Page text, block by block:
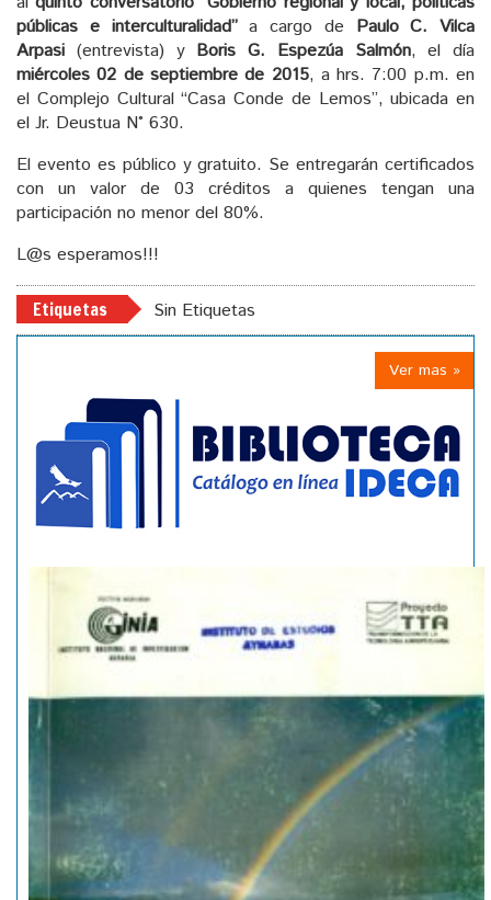
públicas e interculturalidad”a cargo de Paulo C. Vilca
Arpasi (entrevista) y Boris G. Espezúa Salmón, el día
miércoles 02 de septiembre de 2015, a hrs. 7:00 p.m. en
el Complejo Cultural “Casa Conde de Lemos”, ubicada en
el Jr. Deustua N° 630.
El evento es público y gratuito. Se entregarán certificados
con un valor de 03 créditos a quienes tengan una
participación no menor del 80%.
L@s esperamos!!!
Etiquetas Sin Etiquetas
Ver mas »